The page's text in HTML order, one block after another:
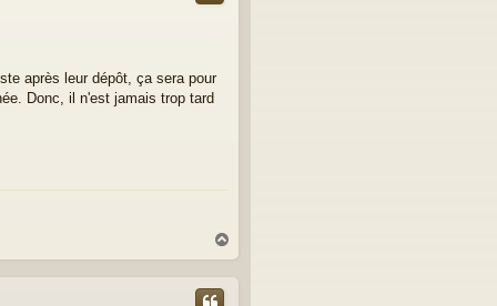
après leur dépôt, ça sera pour
Donc, il n'est jamais trop tard
a